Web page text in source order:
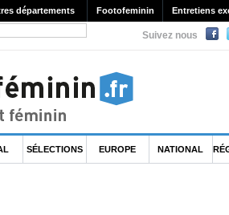
départements Footofeminin Entretiens
Suivez nous
SÉLECTIONS EUROPE NATIONAL